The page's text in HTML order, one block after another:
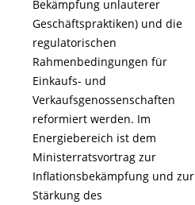
Bekämpfung unlauterer
Geschäftspraktiken) und die
regulatorischen
Rahmenbedingungen für
Einkaufs- und
Verkaufsgenossenschaften
reformiert werden. Im
Energiebereich ist dem
Ministerratsvortrag zur
Inflationsbekämpfung und zur
Stärkung des